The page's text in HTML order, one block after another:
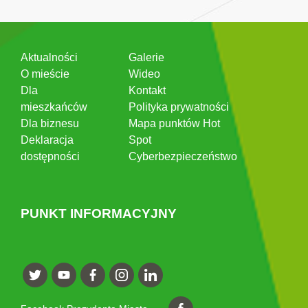
Aktualności
O mieście
Dla
mieszkańców
Dla biznesu
Deklaracja
dostępności
Galerie
Wideo
Kontakt
Polityka prywatności
Mapa punktów Hot
Spot
Cyberbezpieczeństwo
PUNKT INFORMACYJNY